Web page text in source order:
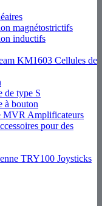
magnétostrictifs
inductifs
Cellules de
de type S
à bouton
Amplificateurs
pour des
Joysticks